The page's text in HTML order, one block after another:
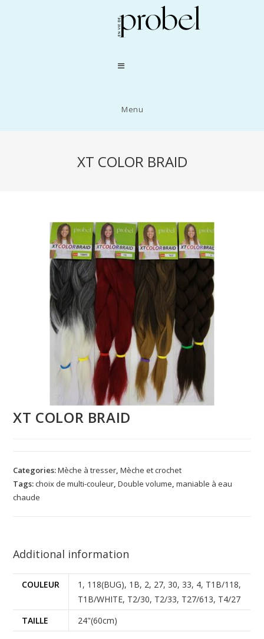
Menu
XT COLOR BRAID
XT COLOR BRAID
Categories:Mèche à tresser,Mèche et crochet
Tags:choix de multi-couleur,Double volume,maniable à eau
chaude
Additional information
COULEUR
1, 118(BUG), 1B, 2, 27, 30, 33, 4, T1B/118,
T1B/WHITE, T2/30, T2/33, T27/613, T4/27
TAILLE
24"(60cm)